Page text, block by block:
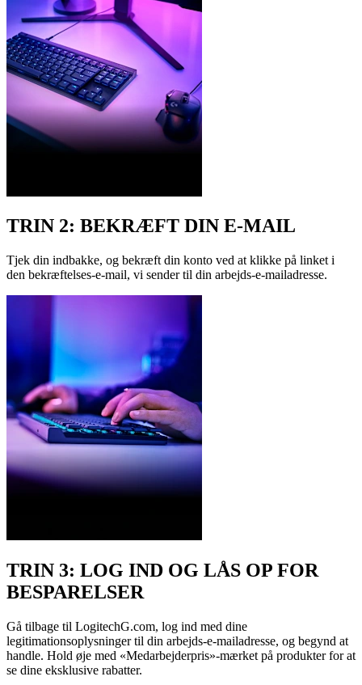
TRIN 2: BEKRÆFT DIN E-MAIL
Tjek din indbakke, og bekræft din konto ved at klikke på linket i
den bekræftelses-e-mail, vi sender til din arbejds-e-mailadresse.
TRIN 3: LOG IND OG LÅS OP FOR
BESPARELSER
Gå tilbage til LogitechG.com, log ind med dine
legitimationsoplysninger til din arbejds-e-mailadresse, og begynd at
handle. Hold øje med «Medarbejderpris»-mærket på produkter for at
se dine eksklusive rabatter.